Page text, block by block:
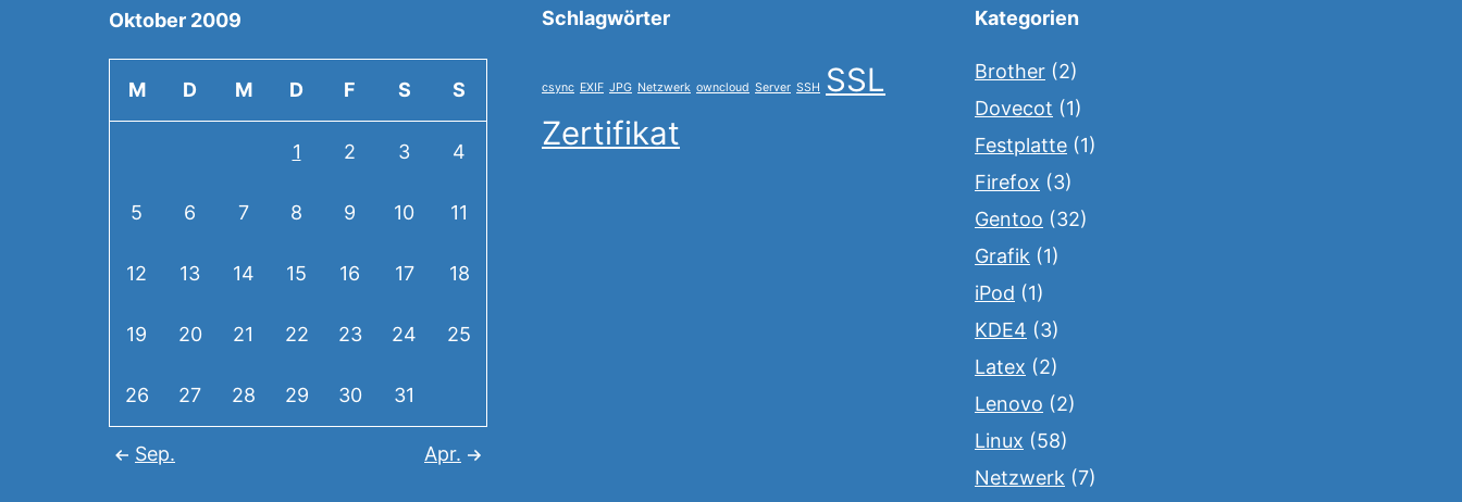
Oktober 2009
M D M D F S S
1 2 3 4
5 6 7 8 9 10 11
12 13 14 15 16 17 18
19 20 21 22 23 24 25
26 27 28 29 30 31
Sep. Apr.
Schlagwörter
csync EXIF JPG Netzwerk owncloud Server SSH SSL
Zertifikat
Kategorien
Brother (2)
Dovecot (1)
Festplatte (1)
Firefox (3)
Gentoo (32)
Grafik (1)
iPod (1)
KDE4 (3)
Latex (2)
Lenovo (2)
Linux (58)
Netzwerk (7)